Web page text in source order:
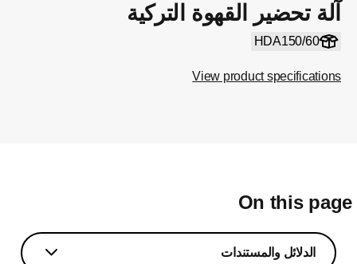
آلة تحضير القهوة التركية
HDA150/60
View product specifications
On this
الدلائل والمستندات